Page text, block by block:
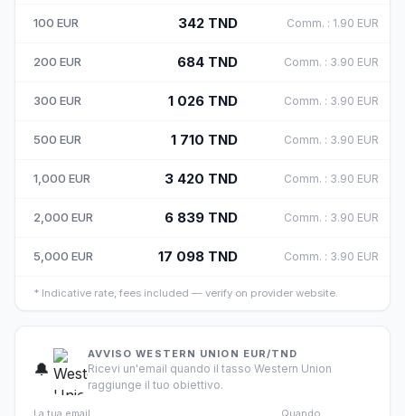
100 EUR 342 TND Comm. : 1.90 EUR
200 EUR 684 TND Comm. : 3.90 EUR
300 EUR 1 026 TND Comm. : 3.90 EUR
500 EUR 1 710 TND Comm. : 3.90 EUR
1,000 EUR 3 420 TND Comm. : 3.90 EUR
2,000 EUR 6 839 TND Comm. : 3.90 EUR
5,000 EUR 17 098 TND Comm. : 3.90 EUR
* Indicative rate, fees included — verify on provider website.
🔔
AVVISO WESTERN UNION EUR/TND
Ricevi un'email quando il tasso Western Union
raggiunge il tuo obiettivo.
La tua email Quando